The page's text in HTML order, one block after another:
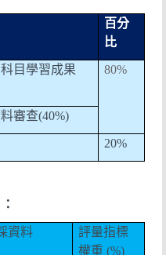
百分
比
目學習成果
80%
審查(40%)
20%
：
資料
評量指標
權重 (%)